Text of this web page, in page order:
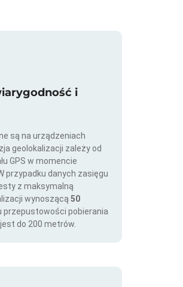
i
są na urządzeniach
geolokalizacji zależy od
GPS w momencie
przypadku danych zasięgu
z maksymalną
wynoszącą 50
przepustowości pobierania
do 200 metrów.